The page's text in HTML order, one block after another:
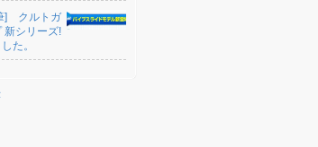
] クルトガ
新シリーズ!
た。